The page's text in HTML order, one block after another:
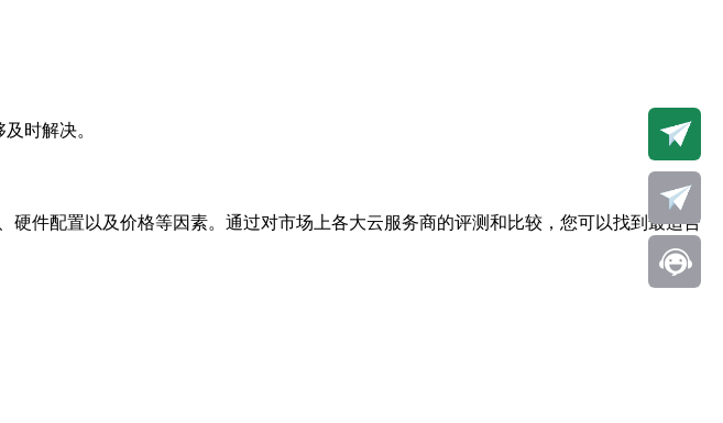
时解决。
硬件配置以及价格等因素。通过对市场上各大云服务商的评测和比较，您可以找到最适合